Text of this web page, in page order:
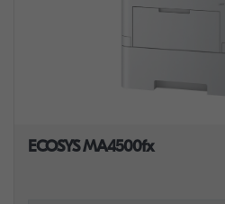
ECOSYS MA4500fx